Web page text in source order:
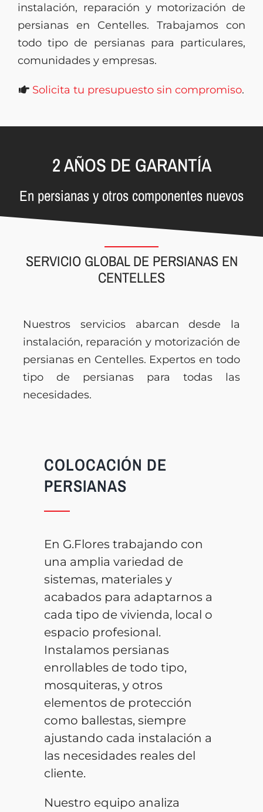
instalación, reparación y motorización de
persianas en Centelles. Trabajamos con
todo tipo de persianas para particulares,
comunidades y empresas.
Solicita tu presupuesto sin compromiso.
2 AÑOS DE GARANTÍA
En persianas y otros componentes nuevos
SERVICIO GLOBAL DE PERSIANAS EN
CENTELLES
Nuestros servicios abarcan desde la
instalación, reparación y motorización de
persianas en Centelles. Expertos en todo
tipo de persianas para todas las
necesidades.
COLOCACIÓN DE
PERSIANAS
En G.Flores trabajando con
una amplia variedad de
sistemas, materiales y
acabados para adaptarnos a
cada tipo de vivienda, local o
espacio profesional.
Instalamos persianas
enrollables de todo tipo,
mosquiteras, y otros
elementos de protección
como ballestas, siempre
ajustando cada instalación a
las necesidades reales del
cliente.
Nuestro equipo analiza